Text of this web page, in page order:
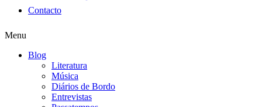
Contacto
Menu
Blog
Literatura
Música
Diários de Bordo
Entrevistas